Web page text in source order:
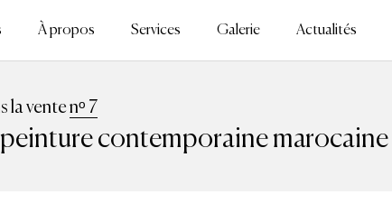
À propos Services Galerie Actualités
la ventenᵒ 7
contemporaine